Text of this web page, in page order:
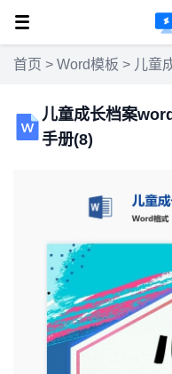
首页 > Word模板 > 儿童成
儿童成长档案
手册(8)